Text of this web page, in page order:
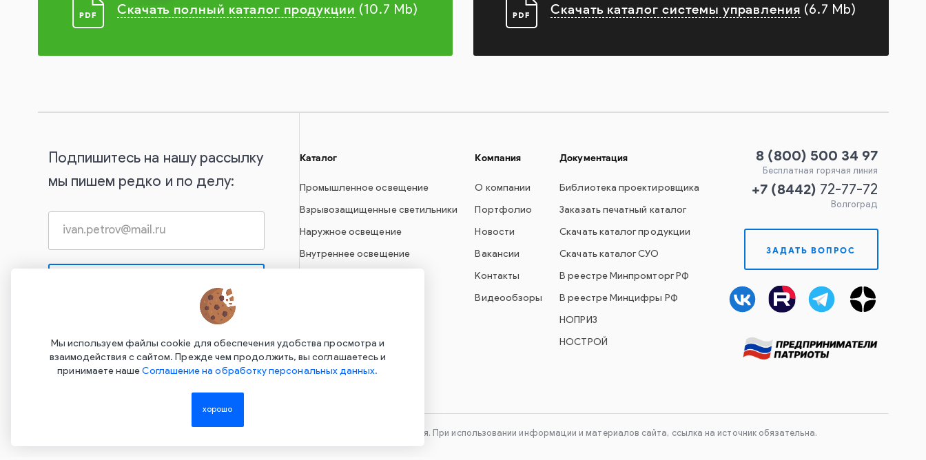
Скачать полный каталог продукции (10.7 Mb) Скачать каталог системы управления (6.7 Mb)
Подпишитесь на нашу рассылку
мы пишем редко и по делу:
Нажимая на эту кнопку, вы даете согласие на
обработку своих персональных данных и
соглашаетесь сПолитикой
конфиденциальности
Каталог
Промышленное освещение
Взрывозащищенные светильники
Наружное освещение
Внутреннее освещение
СУО Econex Outdoor
Компания
О компании
Портфолио
Новости
Вакансии
Контакты
Видеообзоры
Документация
Библиотека проектировщика
Заказать печатный каталог
Скачать каталог продукции
Скачать каталог СУО
В реестре Минпромторг РФ
В реестре Минцифры РФ
НОПРИЗ
НОСТРОЙ
8 (800) 500 34 97
Бесплатная горячая линия
+7 (8442) 72-77-72
Волгоград
ЗАДАТЬ ВОПРОС
Copyright ©2015-2026. Завод Econex. Производство светотехнического оборудования. При использовании информации и материалов сайта, ссылка на источник обязательна.
Мы используем файлы cookie для обеспечения удобства просмотра и
взаимодействия с сайтом. Прежде чем продолжить, вы соглашаетесь и
принимаете нашеСоглашение на обработку персональных данных.
хорошо